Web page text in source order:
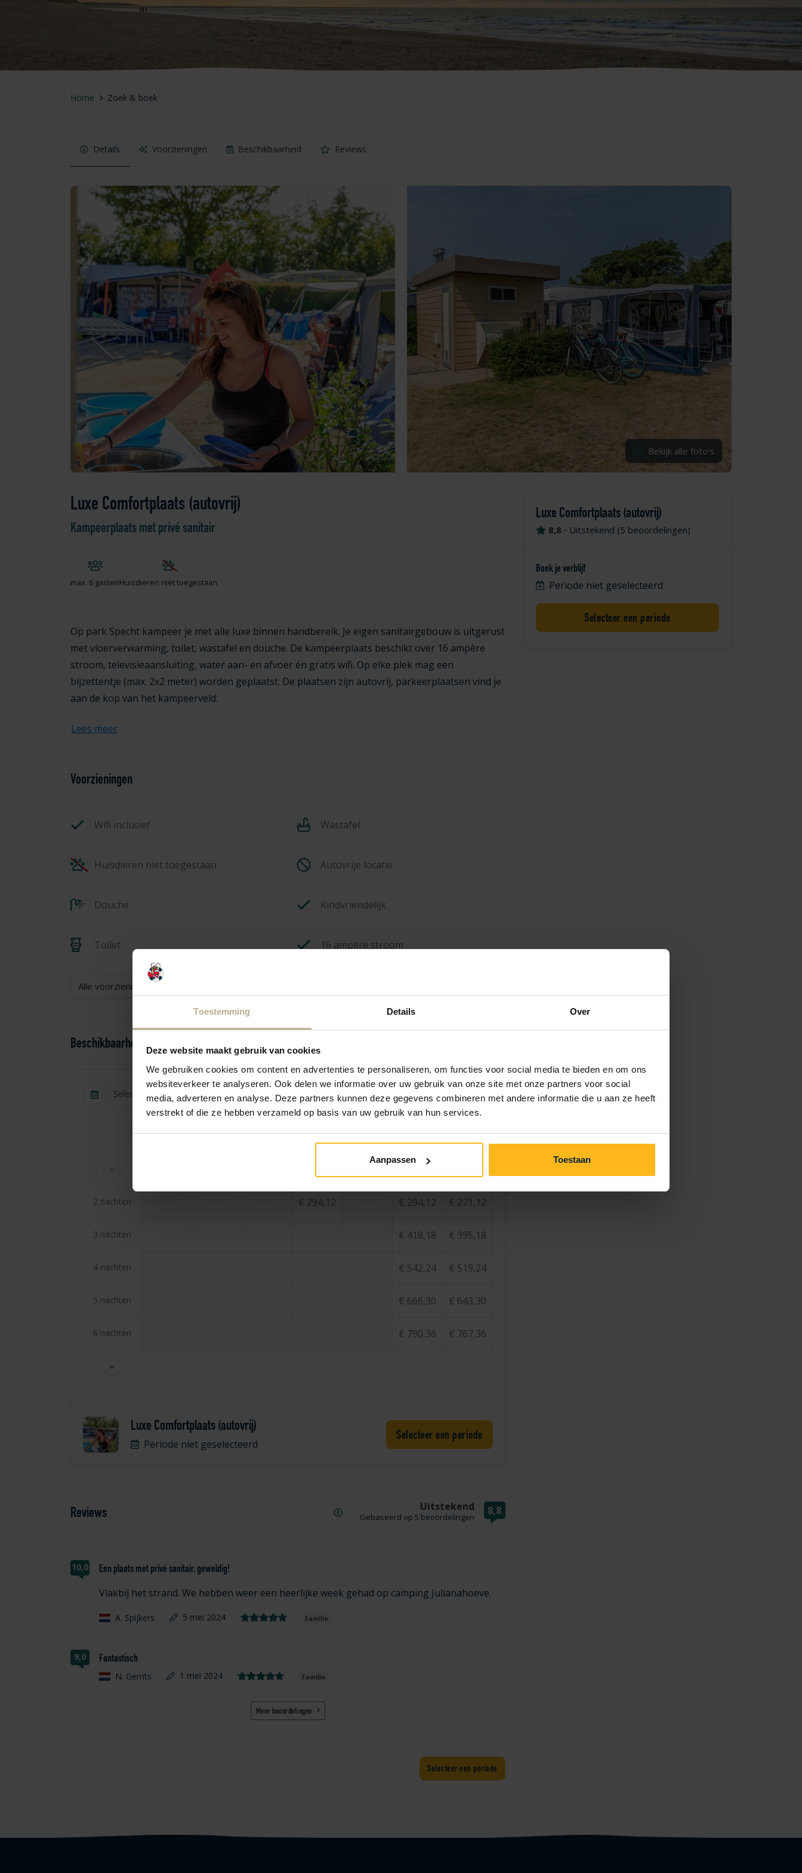
Toestemming Details Over
Deze website maakt gebruik van cookies
We gebruiken cookies om content en advertenties te personaliseren, om functies voor social media te bieden en om ons
websiteverkeer te analyseren. Ook delen we informatie over uw gebruik van onze site met onze partners voor social
media, adverteren en analyse. Deze partners kunnen deze gegevens combineren met andere informatie die u aan ze heeft
verstrekt of die ze hebben verzameld op basis van uw gebruik van hun services.
Aanpassen Toestaan
Home Zoek & boek
Details Voorzieningen Beschikbaarheid Reviews
Bekijk alle foto's
Luxe Comfortplaats (autovrij)
Kampeerplaats met privé sanitair
max. 6 gastenHuisdieren niet toegestaan
Op park Specht kampeer je met alle luxe binnen handbereik. Je eigen sanitairgebouw is uitgerust
met vloerverwarming, toilet, wastafel en douche. De kampeerplaats beschikt over 16 ampère
stroom, televisieaansluiting, water aan- en afvoer én gratis wifi. Op elke plek mag een
bijzettentje (max. 2x2 meter) worden geplaatst. De plaatsen zijn autovrij, parkeerplaatsen vind je
aan de kop van het kampeerveld.
Lees meer
Voorzieningen
Wifi inclusief
Huisdieren niet toegestaan
Douche
Toilet
Wastafel
Autovrije locatie
Kindvriendelijk
16 ampère stroom
Alle voorzieningen weergeven
Beschikbaarheid en prijzen
Selecteer periode 1 gast
Vorige Volgende
2 nachten € 294,12 € 294,12 € 271,12
3 nachten € 418,18 € 395,18
4 nachten € 542,24 € 519,24
5 nachten € 666,30 € 643,30
6 nachten € 790,36 € 767,36
Luxe Comfortplaats (autovrij)
Periode niet geselecteerd
Selecteer een periode
Reviews Uitstekend
Gebaseerd op 5 beoordelingen 8,8
10,0
Een plaats met privé sanitair, geweldig!
Vlakbij het strand. We hebben weer een heerlijke week gehad op camping Julianahoeve.
A. Spijkers 5 mei 2024 Familie
9,0 Fantastisch
N. Gerrits 1 mei 2024 Familie
Meer beoordelingen
Selecteer een periode
Luxe Comfortplaats (autovrij)
8,8 • Uitstekend (5 beoordelingen)
Boek je verblijf
Periode niet geselecteerd
Selecteer een periode